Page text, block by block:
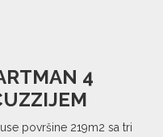
4
površine 219m2 sa tri